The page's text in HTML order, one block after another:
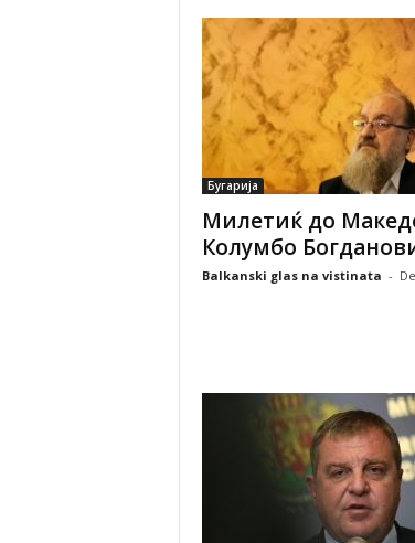
Бугарија
Милетиќ до
Колумбо
Balkanski glas na vistinata -